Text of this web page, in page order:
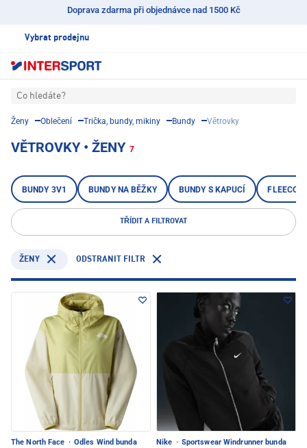
Doprava zdarma při objednávce nad 1500 Kč
Vybrat prodejnu
Co hledáte?
Ženy Oblečení Trička, bundy, mikiny Bundy Větrovky
VĚTROVKY • ŽENY 7
BUNDY 3V1 BUNDY NA BĚŽKY BUNDY S KAPUCÍ
TŘÍDIT A FILTROVAT
ŽENY ODSTRANIT FILTR
The North Face · Odles Wind bunda
Nike · Sportswear Windrunner bunda